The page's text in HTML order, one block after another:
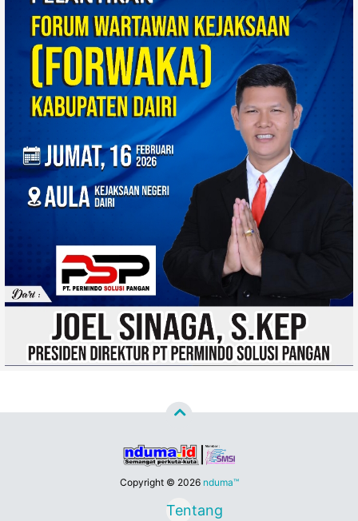
Copyright © 2026 nduma™
Tentang